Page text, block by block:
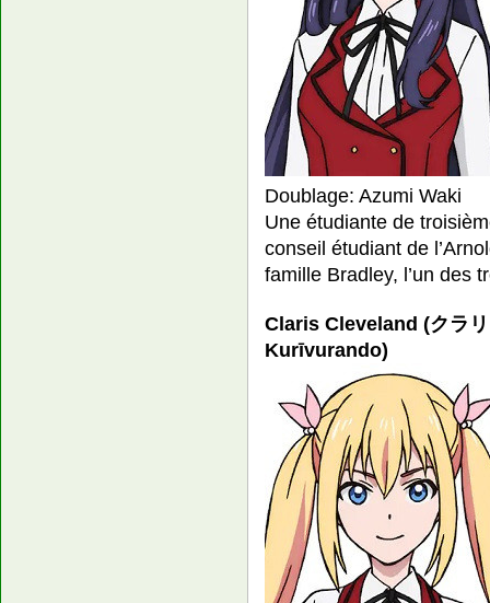
Doublage: Azumi Waki
Une étudiante de
conseil étudiant de
famille Bradley, l’un des
Claris Cleveland (クラ
Kurīvurando)